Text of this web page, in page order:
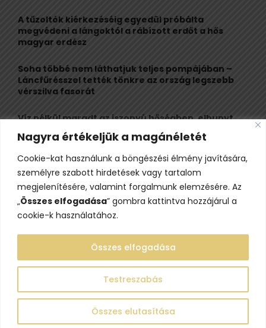
Nagyra értékeljük a magánéletét
Cookie-kat használunk a böngészési élmény javítására,
személyre szabott hirdetések vagy tartalom
megjelenítésére, valamint forgalmunk elemzésére. Az
„Összes elfogadása” gombra kattintva hozzájárul a
cookie-k használatához.
Testreszabás
Összes elutasítása
Összes elfogadása
A tűzoltók kiérkezéséig egyedül próbálta
megvédeni a lángoktól a rábízott erdőt a hős
magyar erdész
Soha többé nem láthatjuk teljes pompájában –
Láncfűrésszel tették tönkre az ország legszebb
vérszilva fasorát
Víz nélkül maradt az iszonyú hőségben, elhunyt
egy kiránduló a legnépszerűbb horvát
hegységben
Felbecsülhetetlen értékű honfoglaláskori
leletegyüttes került elő Pest megyében – videóval
@2023 - www.lelepo.hu. Minden jog fenntartva.
Adatvédelem Szerzői jogok Impresszum